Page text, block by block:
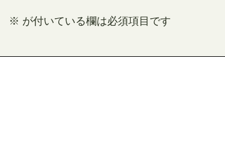
※ が付いている欄は必須項目です